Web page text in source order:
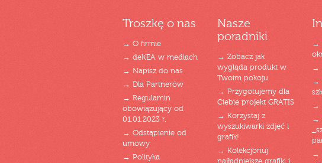
Troszkę o nas
→ O firmie
→ deKEA w mediach
→ Napisz do nas
→ Dla Partnerów
→ Regulamin
obowiązujący od
01.01.2023 r.
→ Odstąpienie od
umowy
→ Polityka
Nasze
poradniki
→ Zobacz jak
wygląda produkt w
Twoim pokoju
→ Przygotujemy dla
Ciebie projekt GRATIS
→ Korzystaj z
wyszukiwarki zdjęć i
grafik!
→ Kolekcjonuj
→
→
→
→
→
→